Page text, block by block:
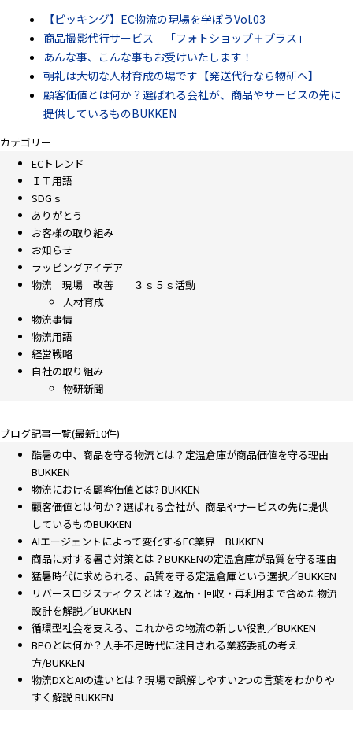
【ピッキング】EC物流の現場を学ぼうVol.03
商品撮影代行サービス 「フォトショップ＋プラス」
あんな事、こんな事もお受けいたします！
朝礼は大切な人材育成の場です【発送代行なら物研へ】
顧客価値とは何か？選ばれる会社が、商品やサービスの先に
提供しているものBUKKEN
カテゴリー
ECトレンド
ＩＴ用語
SDGｓ
ありがとう
お客様の取り組み
お知らせ
ラッピングアイデア
物流 現場 改善 ３ｓ５ｓ活動
人材育成
物流事情
物流用語
経営戦略
自社の取り組み
物研新聞
ブログ記事一覧(最新10件)
酷暑の中、商品を守る物流とは？定温倉庫が商品価値を守る理由
BUKKEN
物流における顧客価値とは? BUKKEN
顧客価値とは何か？選ばれる会社が、商品やサービスの先に提供
しているものBUKKEN
AIエージェントによって変化するEC業界 BUKKEN
商品に対する暑さ対策とは？BUKKENの定温倉庫が品質を守る理由
猛暑時代に求められる、品質を守る定温倉庫という選択／BUKKEN
リバースロジスティクスとは？返品・回収・再利用まで含めた物流
設計を解説／BUKKEN
循環型社会を支える、これからの物流の新しい役割／BUKKEN
BPOとは何か？人手不足時代に注目される業務委託の考え
方/BUKKEN
物流DXとAIの違いとは？現場で誤解しやすい2つの言葉をわかりや
すく解説 BUKKEN